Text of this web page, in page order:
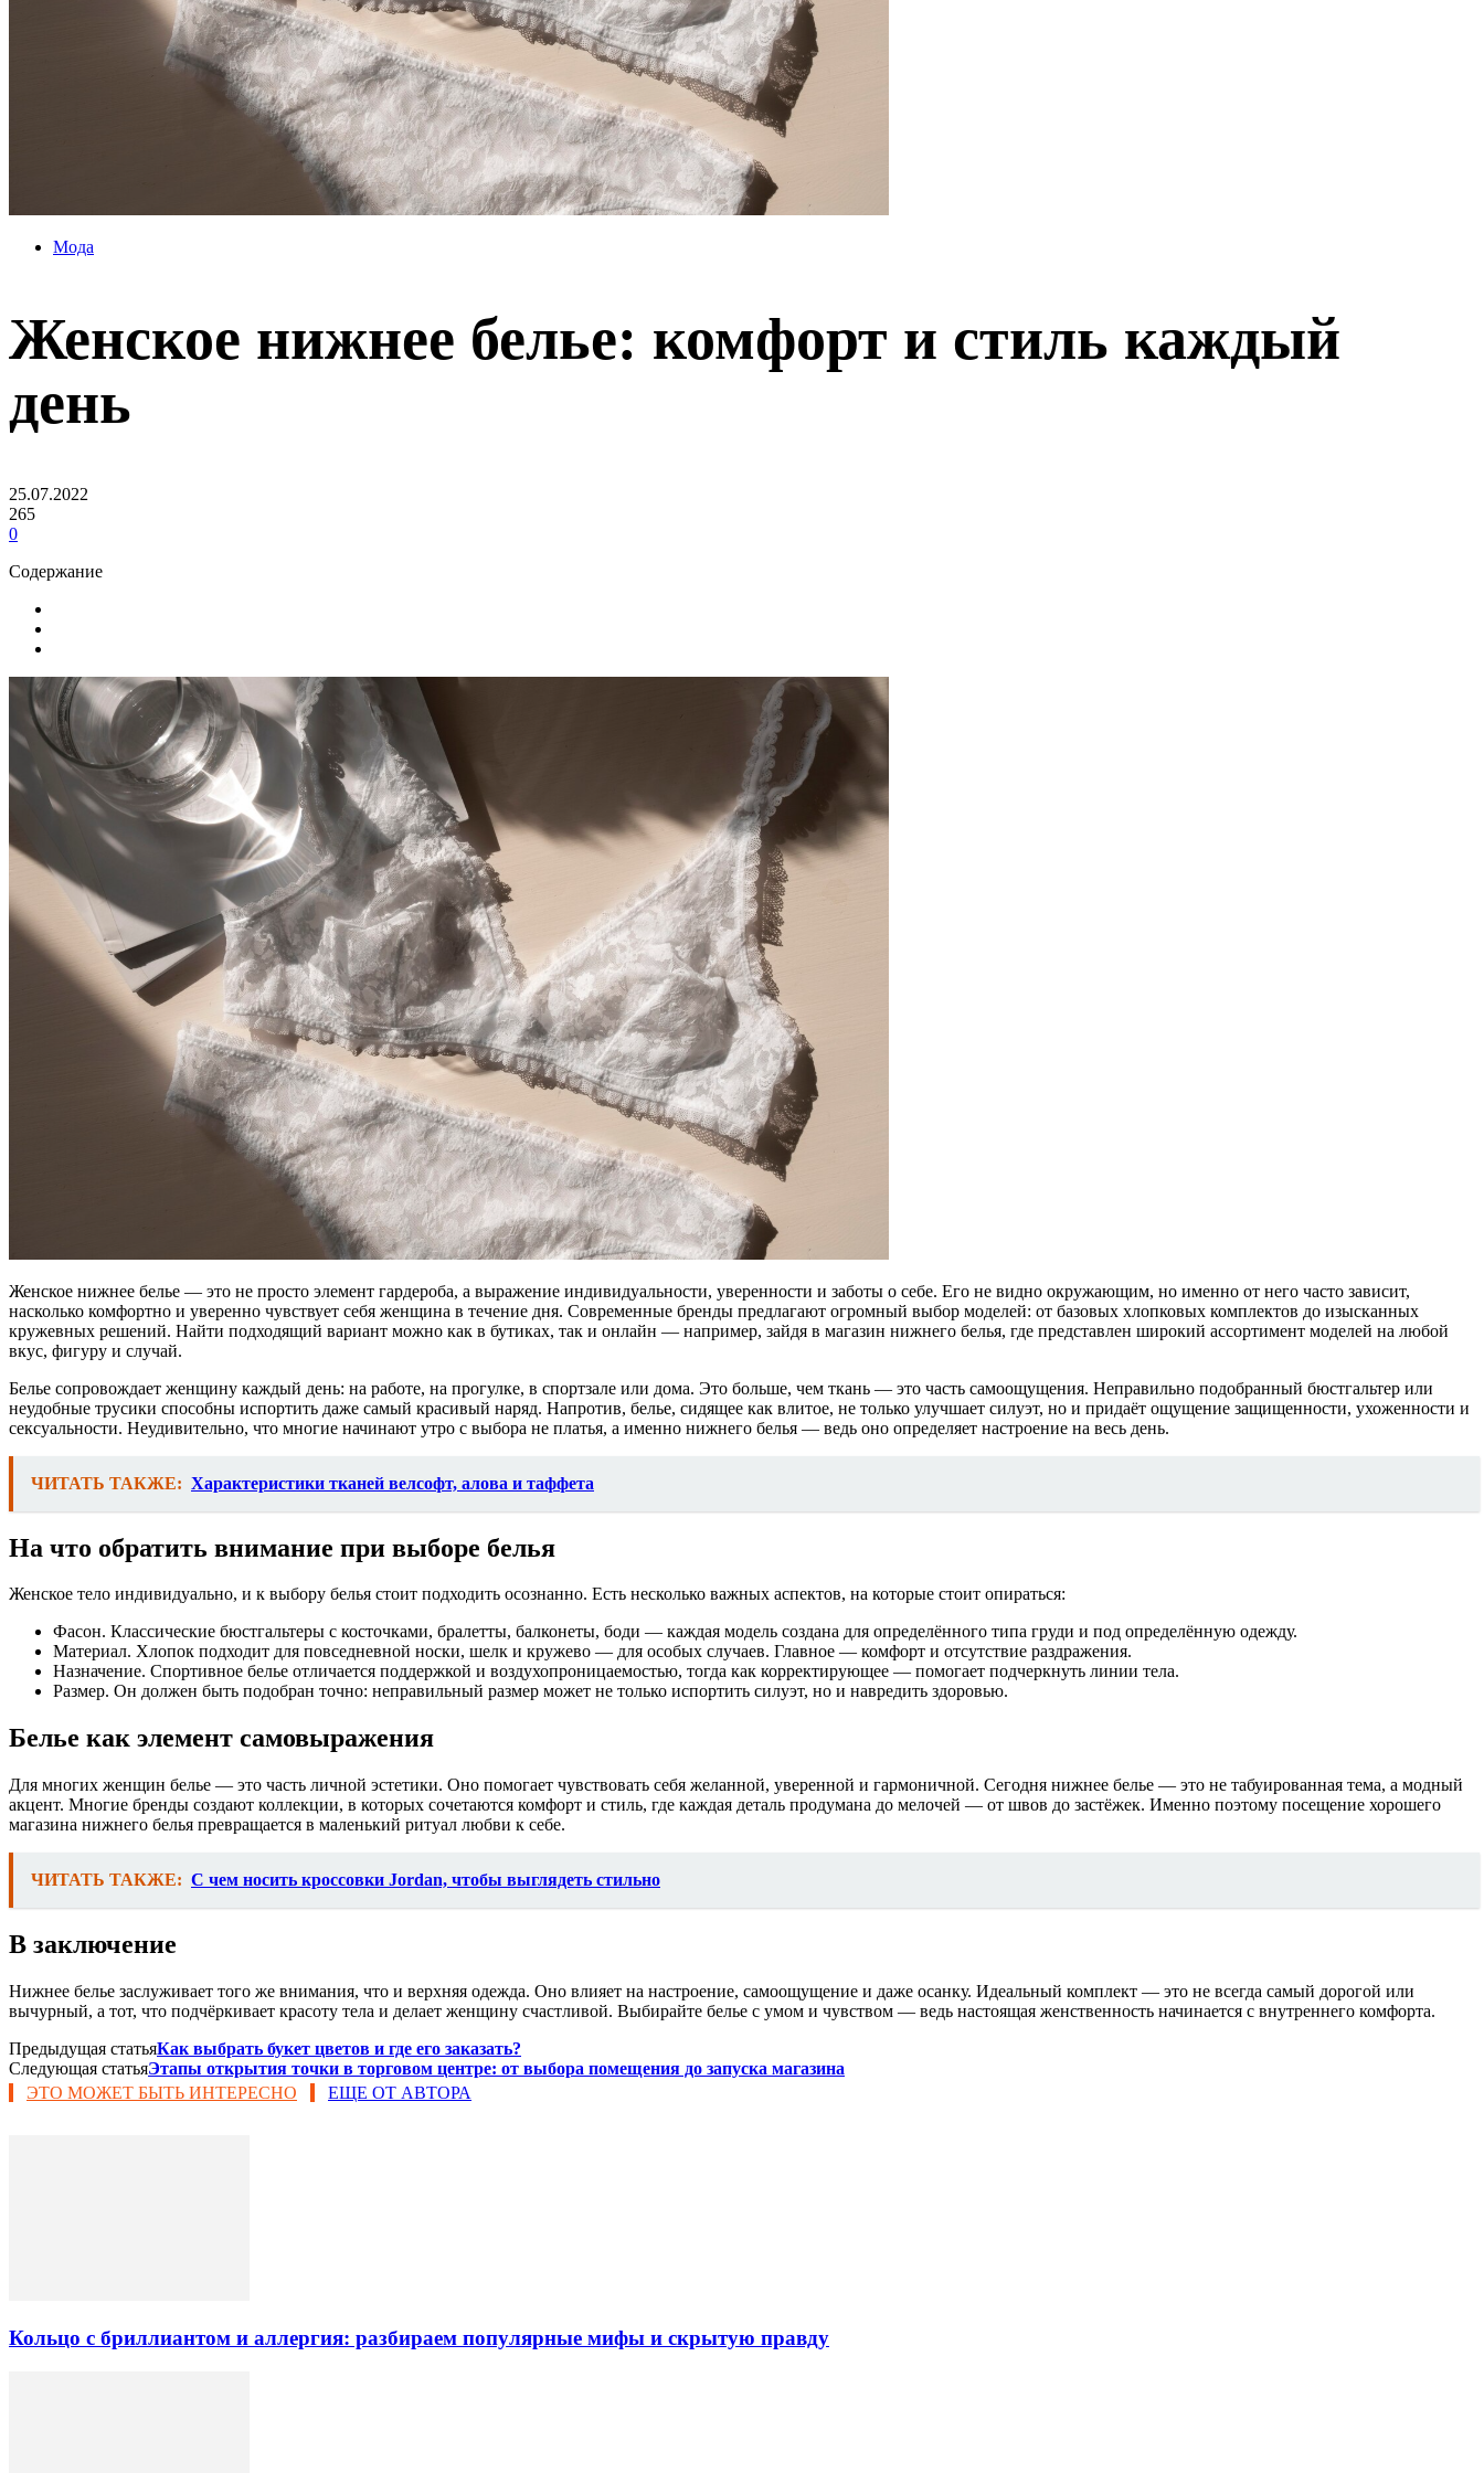
Мода
Женское нижнее белье: комфорт и стиль каждый
день
25.07.2022
265
0
Содержание
Женское нижнее белье — это не просто элемент гардероба, а выражение индивидуальности, уверенности и заботы о себе. Его не видно окружающим, но именно от него часто зависит,
насколько комфортно и уверенно чувствует себя женщина в течение дня. Современные бренды предлагают огромный выбор моделей: от базовых хлопковых комплектов до изысканных
кружевных решений. Найти подходящий вариант можно как в бутиках, так и онлайн — например, зайдя в магазин нижнего белья, где представлен широкий ассортимент моделей на любой
вкус, фигуру и случай.
Белье сопровождает женщину каждый день: на работе, на прогулке, в спортзале или дома. Это больше, чем ткань — это часть самоощущения. Неправильно подобранный бюстгальтер или
неудобные трусики способны испортить даже самый красивый наряд. Напротив, белье, сидящее как влитое, не только улучшает силуэт, но и придаёт ощущение защищенности, ухоженности и
сексуальности. Неудивительно, что многие начинают утро с выбора не платья, а именно нижнего белья — ведь оно определяет настроение на весь день.
ЧИТАТЬ ТАКЖЕ: Характеристики тканей велсофт, алова и таффета
На что обратить внимание при выборе белья
Женское тело индивидуально, и к выбору белья стоит подходить осознанно. Есть несколько важных аспектов, на которые стоит опираться:
Фасон. Классические бюстгальтеры с косточками, бралетты, балконеты, боди — каждая модель создана для определённого типа груди и под определённую одежду.
Материал. Хлопок подходит для повседневной носки, шелк и кружево — для особых случаев. Главное — комфорт и отсутствие раздражения.
Назначение. Спортивное белье отличается поддержкой и воздухопроницаемостью, тогда как корректирующее — помогает подчеркнуть линии тела.
Размер. Он должен быть подобран точно: неправильный размер может не только испортить силуэт, но и навредить здоровью.
Белье как элемент самовыражения
Для многих женщин белье — это часть личной эстетики. Оно помогает чувствовать себя желанной, уверенной и гармоничной. Сегодня нижнее белье — это не табуированная тема, а модный
акцент. Многие бренды создают коллекции, в которых сочетаются комфорт и стиль, где каждая деталь продумана до мелочей — от швов до застёжек. Именно поэтому посещение хорошего
магазина нижнего белья превращается в маленький ритуал любви к себе.
ЧИТАТЬ ТАКЖЕ: С чем носить кроссовки Jordan, чтобы выглядеть стильно
В заключение
Нижнее белье заслуживает того же внимания, что и верхняя одежда. Оно влияет на настроение, самоощущение и даже осанку. Идеальный комплект — это не всегда самый дорогой или
вычурный, а тот, что подчёркивает красоту тела и делает женщину счастливой. Выбирайте белье с умом и чувством — ведь настоящая женственность начинается с внутреннего комфорта.
Предыдущая статьяКак выбрать букет цветов и где его заказать?
Следующая статьяЭтапы открытия точки в торговом центре: от выбора помещения до запуска магазина
ЭТО МОЖЕТ БЫТЬ ИНТЕРЕСНО
ЕЩЕ ОТ АВТОРА
Кольцо с бриллиантом и аллергия: разбираем популярные мифы и скрытую правду